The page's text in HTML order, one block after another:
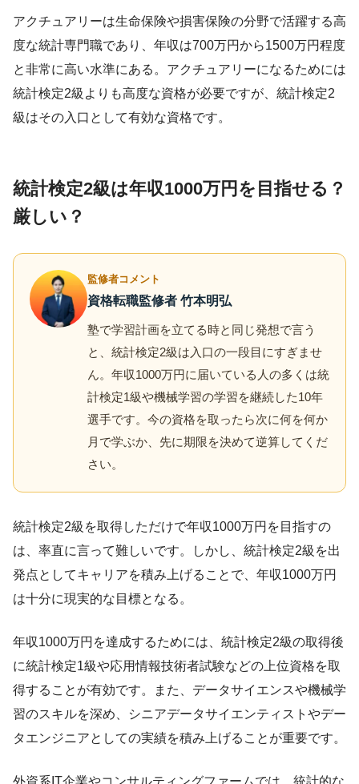
アクチュアリーは生命保険や損害保険の分野で活躍する高
度な統計専門職であり、年収は700万円から1500万円程度
と非常に高い水準にある。アクチュアリーになるためには
統計検定2級よりも高度な資格が必要ですが、統計検定2
級はその入口として有効な資格です。
統計検定2級は年収1000万円を目指せる？
厳しい？
監修者コメント
資格転職監修者 竹本明弘
塾で学習計画を立てる時と同じ発想で言う
と、統計検定2級は入口の一段目にすぎませ
ん。年収1000万円に届いている人の多くは統
計検定1級や機械学習の学習を継続した10年
選手です。今の資格を取ったら次に何を何か
月で学ぶか、先に期限を決めて逆算してくだ
さい。
統計検定2級を取得しただけで年収1000万円を目指すの
は、率直に言って難しいです。しかし、統計検定2級を出
発点としてキャリアを積み上げることで、年収1000万円
は十分に現実的な目標となる。
年収1000万円を達成するためには、統計検定2級の取得後
に統計検定1級や応用情報技術者試験などの上位資格を取
得することが有効です。また、データサイエンスや機械学
習のスキルを深め、シニアデータサイエンティストやデー
タエンジニアとしての実績を積み上げることが重要です。